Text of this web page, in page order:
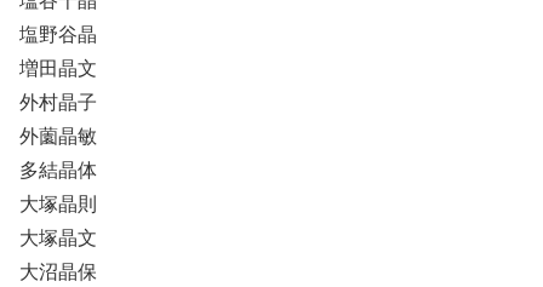
塩野谷晶
増田晶文
外村晶子
外薗晶敏
多結晶体
大塚晶則
大塚晶文
大沼晶保